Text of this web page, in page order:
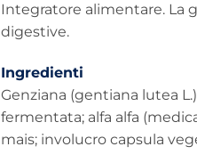
Integratore alimentare. La
digestive.
Ingredienti
Genziana (gentiana lutea
fermentata; alfa alfa
mais; involucro capsula